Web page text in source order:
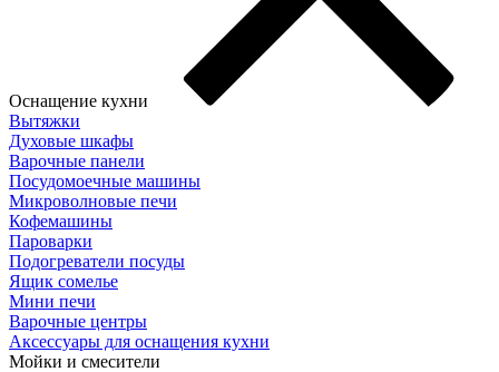
Оснащение кухни
Вытяжки
Духовые шкафы
Варочные панели
Посудомоечные машины
Микроволновые печи
Кофемашины
Пароварки
Подогреватели посуды
Ящик сомелье
Мини печи
Варочные центры
Аксессуары для оснащения кухни
Мойки и смесители